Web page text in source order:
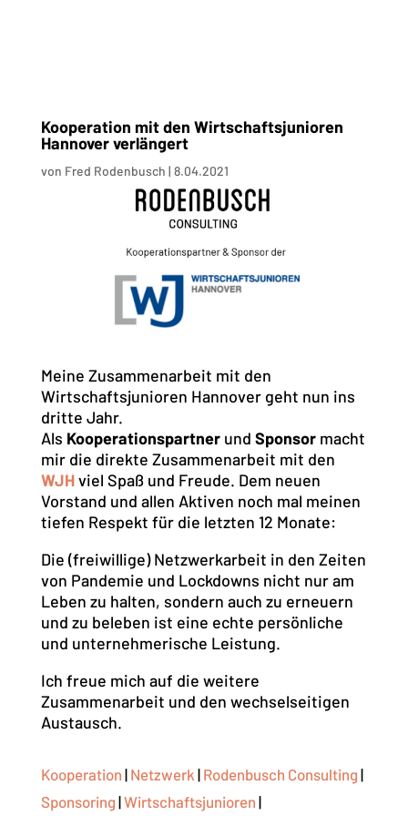
Kooperation mit den Wirtschaftsjunioren
Hannover verlängert
von Fred Rodenbusch | 8.04.2021
Meine Zusammenarbeit mit den
Wirtschaftsjunioren Hannover geht nun ins
dritte Jahr.
Als Kooperationspartner und Sponsor macht
mir die direkte Zusammenarbeit mit den
WJHviel Spaß und Freude. Dem neuen
Vorstand und allen Aktiven noch mal meinen
tiefen Respekt für die letzten 12 Monate:
Die (freiwillige) Netzwerkarbeit in den Zeiten
von Pandemie und Lockdowns nicht nur am
Leben zu halten, sondern auch zu erneuern
und zu beleben ist eine echte persönliche
und unternehmerische Leistung.
Ich freue mich auf die weitere
Zusammenarbeit und den wechselseitigen
Austausch.
Kooperation | Netzwerk | Rodenbusch Consulting |
Sponsoring |Wirtschaftsjunioren |